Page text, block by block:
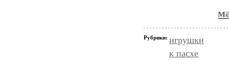
Рубрики: игрушки
к пасхе